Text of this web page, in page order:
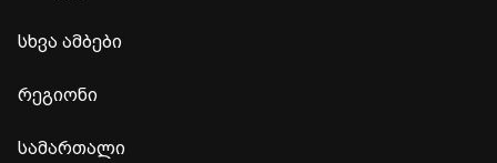
სხვა ამბები
რეგიონი
სამართალი